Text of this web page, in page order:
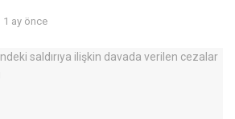
1 ay önce